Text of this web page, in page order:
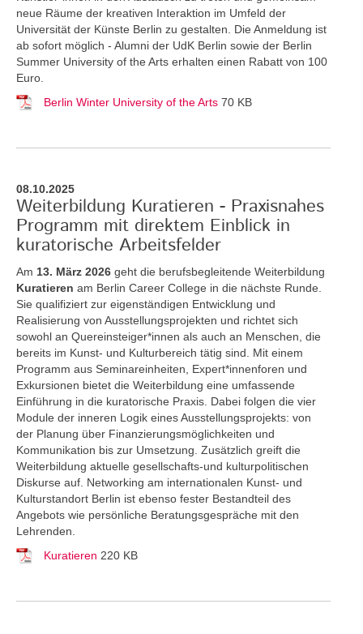
neue Räume der kreativen Interaktion im Umfeld der
Universität der Künste Berlin zu gestalten. Die Anmeldung ist
ab sofort möglich - Alumni der UdK Berlin sowie der Berlin
Summer University of the Arts erhalten einen Rabatt von 100
Euro.
Berlin Winter University of the Arts 70 KB
08.10.2025
Weiterbildung Kuratieren - Praxisnahes
Programm mit direktem Einblick in
kuratorische Arbeitsfelder
Am 13. März 2026 geht die berufsbegleitende Weiterbildung
Kuratieren am Berlin Career College in die nächste Runde.
Sie qualifiziert zur eigenständigen Entwicklung und
Realisierung von Ausstellungsprojekten und richtet sich
sowohl an Quereinsteiger*innen als auch an Menschen, die
bereits im Kunst- und Kulturbereich tätig sind. Mit einem
Programm aus Seminareinheiten, Expert*innenforen und
Exkursionen bietet die Weiterbildung eine umfassende
Einführung in die kuratorische Praxis. Dabei folgen die vier
Module der inneren Logik eines Ausstellungsprojekts: von
der Planung über Finanzierungsmöglichkeiten und
Kommunikation bis zur Umsetzung. Zusätzlich greift die
Weiterbildung aktuelle gesellschafts-und kulturpolitischen
Diskurse auf. Networking am internationalen Kunst- und
Kulturstandort Berlin ist ebenso fester Bestandteil des
Angebots wie persönliche Beratungsgespräche mit den
Lehrenden.
Kuratieren 220 KB